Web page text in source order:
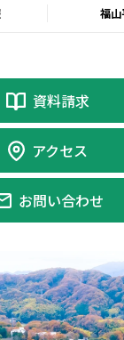
福山
資料請求
アクセス
お問い合わせ